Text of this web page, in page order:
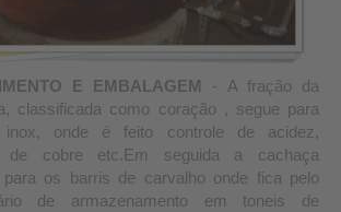
E EMBALAGEM
- A fração da
classificada como coração , segue para
onde é feito controle de acidez,
de cobre etc.Em seguida a cachaça
para os barris de carvalho onde fica pelo
de armazenamento em toneis de